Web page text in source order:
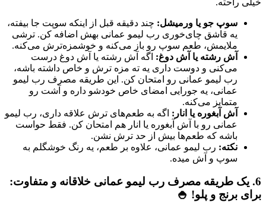
خیلی راحته.
سوپ جو یا ورمیشل: چند دقیقه قبل از اینکه سوپت جا بیفته،
یه قاشق چای‌خوری رب لیمو عمانی بهش اضافه کن. ترشی
ملایمش، طعم سوپ رو باز می‌کنه و خوشمزه‌ترش می‌کنه.
آش رشته یا آش دوغ: اگه آش رشته یا آش دوغ درست
می‌کنی و دوست داری یه ته مزه ترش و خاص داشته باشه،
رب لیمو عمانی رو امتحان کن. این طریقه مصرف رب لیمو
عمانی، یه جورایی امضای خاص خودشو داره و آشت رو
متمایز می‌کنه.
آش آبغوره یا انار: اگه به طعم‌های ترش علاقه داری، رب لیمو
عمانی رو با آش آبغوره یا انار هم امتحان کن. فقط حواست
باشه که طعم‌ها بیش از حد ترش نشن.
نکته: رب لیمو عمانی، علاوه بر طعم، یه رنگ خوشگلم به
سوپ و آش میده.
6. یک طریقه مصرف رب لیمو عمانی خلاقانه و متفاوت:
برای برنج و پلو! 🍚